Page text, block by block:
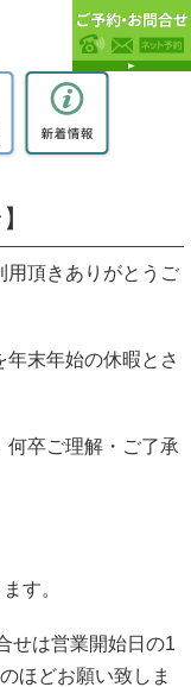
用頂きありがとうご
末年始の休暇とさ
何卒ご理解・ご了承
す。
せは営業開始日の1
ほどお願い致しま